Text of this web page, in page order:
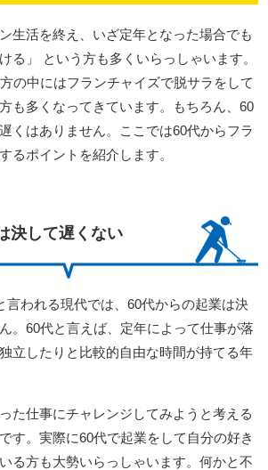
生活を終え、いざ定年となった場合でも
る」 という方も多くいらっしゃいます。
の中にはフランチャイズで脱サラをして
も多くなってきています。もちろん、60
くはありません。ここでは60代からフラ
るポイントを紹介します。
決して遅くない
言われる現代では、60代からの起業は決
。60代と言えば、定年によって仕事が落
立したりと比較的自由な時間が持てる年
た仕事にチャレンジしてみようと考える
す。実際に60代で起業をして自分の好き
る方も大勢いらっしゃいます。何かと不